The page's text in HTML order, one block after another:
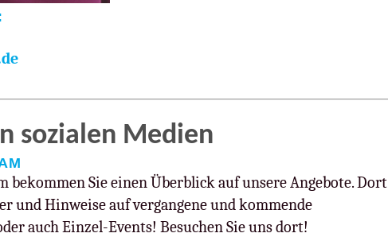
sozialen Medien
bekommen Sie einen Überblick auf unsere Angebote. Dort
und Hinweise auf vergangene und kommende
auch Einzel-Events! Besuchen Sie uns dort!